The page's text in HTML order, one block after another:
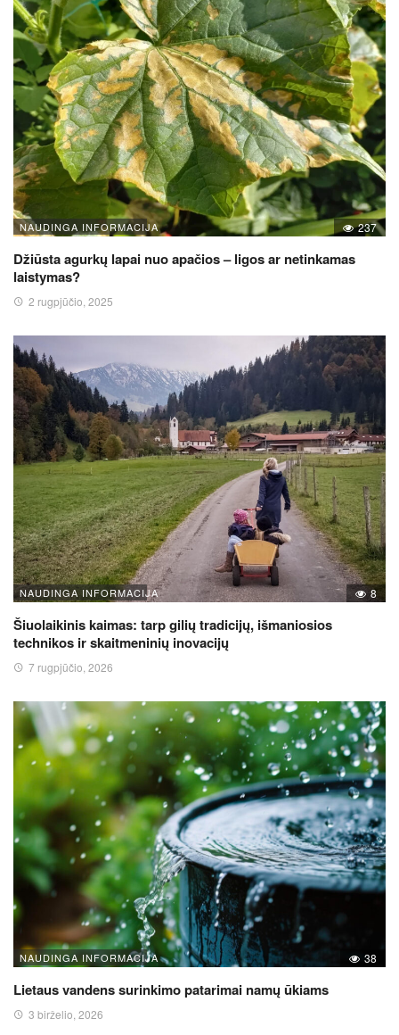
NAUDINGA INFORMACIJA 237
Džiūsta agurkų lapai nuo apačios – ligos ar netinkamas
laistymas?
2 rugpjūčio, 2025
NAUDINGA INFORMACIJA 8
Šiuolaikinis kaimas: tarp gilių tradicijų, išmaniosios
technikos ir skaitmeninių inovacijų
7 rugpjūčio, 2026
NAUDINGA INFORMACIJA 38
Lietaus vandens surinkimo patarimai namų ūkiams
3 birželio, 2026